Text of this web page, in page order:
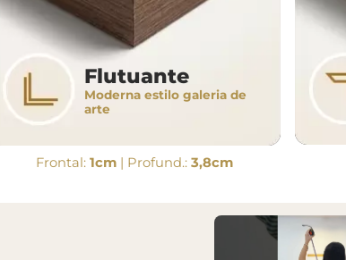
Flutuante
Moderna estilo galeria de
arte
Frontal: 1cm| Profund.: 3,8cm